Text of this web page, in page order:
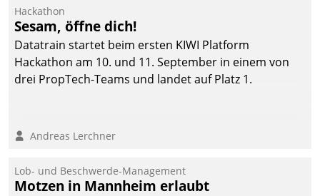
Ressort Kapitalanlage für
künftige Aufgaben und
Herausforderungen
gerüstet.
Hackathon
Sesam, öffne dich!
Datatrain startet beim ersten KIWI Platform
Hackathon am 10. und 11. September in einem von
drei PropTech-Teams und landet auf Platz 1.
Andreas Lerchner
Lob- und Beschwerde-Management
Motzen in Mannheim erlaubt